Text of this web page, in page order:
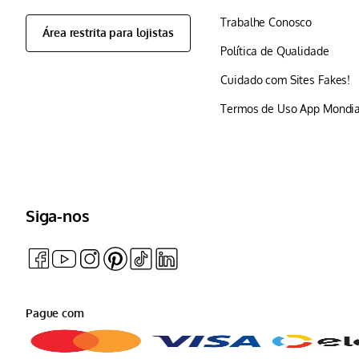
Área restrita para lojistas
Trabalhe Conosco
Política de Qualidade
Cuidado com Sites Fakes!
Termos de Uso App
Siga-nos
Pague com